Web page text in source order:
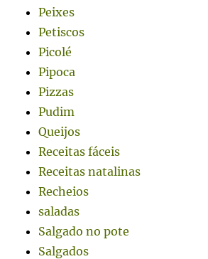
Peixes
Petiscos
Picolé
Pipoca
Pizzas
Pudim
Queijos
Receitas fáceis
Receitas natalinas
Recheios
saladas
Salgado no pote
Salgados